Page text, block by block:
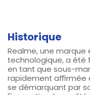
Historique
Realme, une marque
technologique, a été
en tant que sous-
rapidement affirmée
se démarquant par